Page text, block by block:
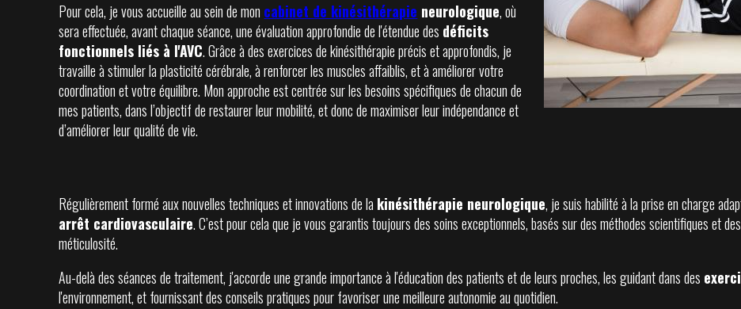
Pour cela, je vous accueille au sein de mon cabinet de kinésithérapie neurologique, où
sera effectuée, avant chaque séance, une évaluation approfondie de l'étendue des déficits
fonctionnels liés à l'AVC. Grâce à des exercices de kinésithérapie précis et approfondis, je
travaille à stimuler la plasticité cérébrale, à renforcer les muscles affaiblis, et à améliorer votre
coordination et votre équilibre. Mon approche est centrée sur les besoins spécifiques de chacun de
mes patients, dans l’objectif de restaurer leur mobilité, et donc de maximiser leur indépendance et
d’améliorer leur qualité de vie.
Régulièrement formé aux nouvelles techniques et innovations de lakinésithérapie neurologique, je suis habilité à la prise en charge
arrêt cardiovasculaire. C’est pour cela que je vous garantis toujours des soins exceptionnels, basés sur des méthodes scientifiques et
méticulosité.
Au-delà des séances de traitement, j'accorde une grande importance à l'éducation des patients et de leurs proches, les guidant dans des
l'environnement, et fournissant des conseils pratiques pour favoriser une meilleure autonomie au quotidien.